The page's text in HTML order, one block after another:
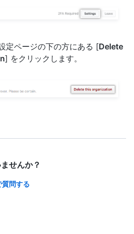
定ページの下の方にある [Delete
] をクリックします。
せんか？
問する